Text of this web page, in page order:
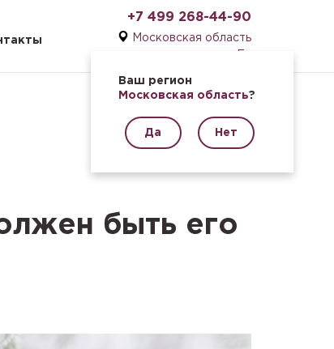
+7 499 268-44-90
Московская область
Ваш регион
Московская область?
Да Нет
быть его